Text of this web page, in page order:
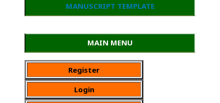
MANUSCRIPT TEMPLATE
MAIN MENU
Register
Login